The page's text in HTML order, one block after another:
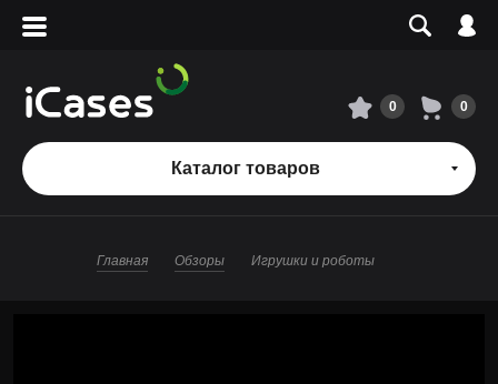
Вход
Сервисный центр
О магазине
0 0
Каталог товаров
Главная Обзоры Игрушки и роботы